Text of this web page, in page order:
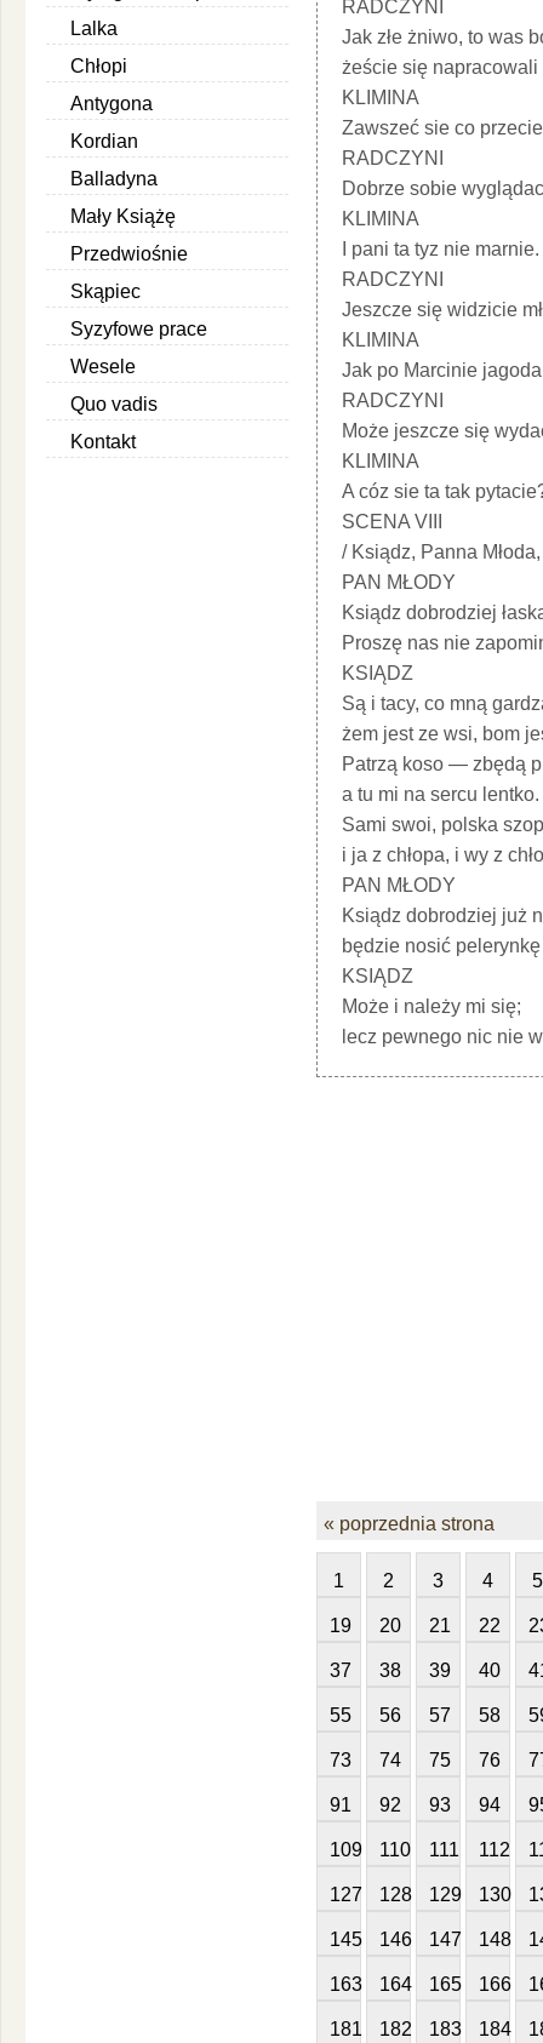
Lalka
Chłopi
Antygona
Kordian
Balladyna
Mały Książę
Przedwiośnie
Skąpiec
Syzyfowe prace
Wesele
Quo vadis
Kontakt
RADCZYNI
Jak złe żniwo, to was
żeście się
KLIMINA
Zawszeć sie co
RADCZYNI
Dobrze sobie
KLIMINA
I pani ta tyz nie marnie.
RADCZYNI
Jeszcze się widzicie
KLIMINA
Jak po Marcinie
RADCZYNI
Może jeszcze się
KLIMINA
A cóz sie ta tak
SCENA VIII
/ Ksiądz, Panna
PAN MŁODY
Ksiądz dobrodziej
Proszę nas nie
KSIĄDZ
Są i tacy, co mną
żem jest ze wsi, bom
Patrzą koso — zbędą
a tu mi na sercu lentko.
Sami swoi, polska
i ja z chłopa, i wy z
PAN MŁODY
Ksiądz dobrodziej już
będzie nosić
KSIĄDZ
Może i należy mi się;
lecz pewnego nic nie
« poprzednia strona
1 2 3 4 5
19 20 21 22
37 38 39 40
55 56 57 58
73 74 75 76
91 92 93 94
109 110 111 112
127 128 129 130
145 146 147 148
163 164 165 166
181 182 183 184